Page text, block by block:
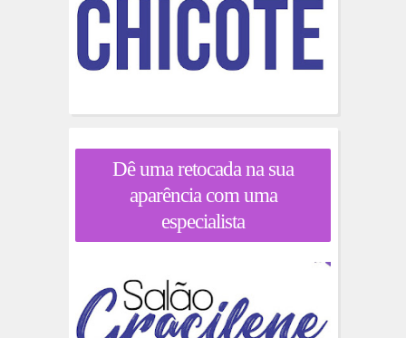
Dê uma retocada na sua
aparência com uma
especialista